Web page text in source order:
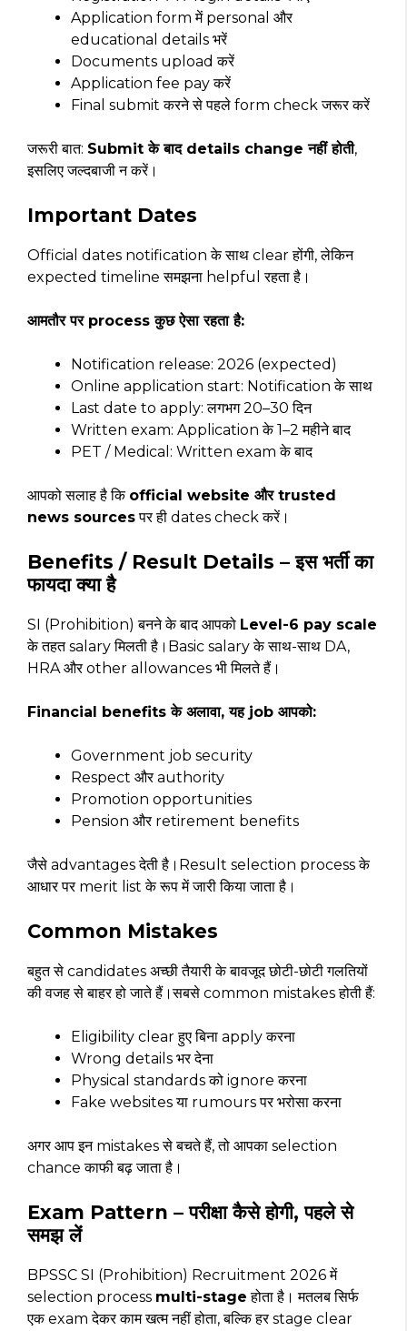
Application form में personal और
educational details भरें
Documents upload करें
Application fee pay करें
Final submit करने से पहले form check जरूर करें
जरूरी बात: Submit के बाद details change नहीं होती,
इसलिए जल्दबाजी न करें।
Important Dates
Official dates notification के साथ clear होंगी, लेकिन
expected timeline समझना helpful रहता है।
आमतौर पर process कुछ ऐसा रहता है:
Notification release: 2026 (expected)
Online application start: Notification के साथ
Last date to apply: लगभग 20–30 दिन
Written exam: Application के 1–2 महीने बाद
PET / Medical: Written exam के बाद
आपको सलाह है कि official website और trusted
news sourcesपर ही dates check करें।
Benefits / Result Details – इस भर्ती का
फायदा क्या है
SI (Prohibition) बनने के बाद आपको Level-6 pay scale
के तहत salary मिलती है।Basic salary के साथ-साथ DA,
HRA और other allowances भी मिलते हैं।
Financial benefits के अलावा, यह job आपको:
Government job security
Respect और authority
Promotion opportunities
Pension और retirement benefits
जैसे advantages देती है।Result selection process के
आधार पर merit list के रूप में जारी किया जाता है।
Common Mistakes
बहुत से candidates अच्छी तैयारी के बावजूद छोटी-छोटी गलतियों
की वजह से बाहर हो जाते हैं।सबसे common mistakes होती हैं:
Eligibility clear हुए बिना apply करना
Wrong details भर देना
Physical standards को ignore करना
Fake websites या rumours पर भरोसा करना
अगर आप इन mistakes से बचते हैं, तो आपका selection
chance काफी बढ़ जाता है।
Exam Pattern – परीक्षा कैसे होगी, पहले से
समझ लें
BPSSC SI (Prohibition) Recruitment 2026 में
selection process multi-stage होता है। मतलब सिर्फ
एक exam देकर काम खत्म नहीं होता, बल्कि हर stage clear